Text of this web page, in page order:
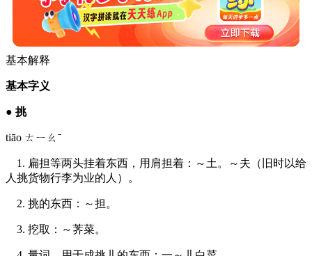
基本解释
基本字义
● 挑
tiāo ㄊㄧㄠˉ
1. 扁担等两头挂着东西，用肩担着：～土。～夫（旧时以给
人挑货物行李为业的人）。
2. 挑的东西：～担。
3. 挖取：～荠菜。